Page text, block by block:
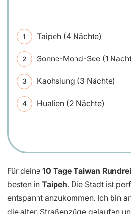
Taipeh (4 Nächte)
Sonne-Mond-See (1
Kaohsiung (3 Nächte)
Hualien (2 Nächte)
Für deine 10 Tage Taiwan
besten in Taipeh. Die Stadt ist
entspannt anzukommen. Ich bin
die alten Straßenzüge gelaufen